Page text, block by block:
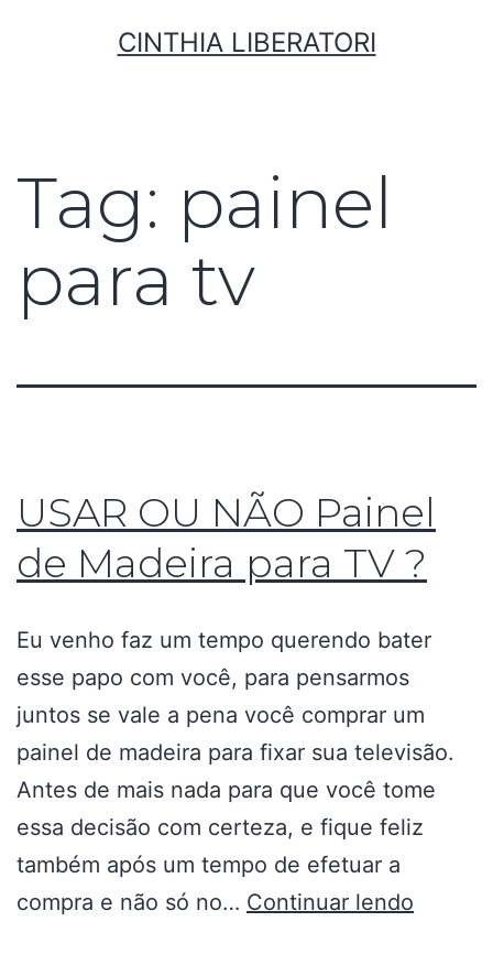
CINTHIA LIBERATORI
Tag: painel
para tv
USAR OU NÃO Painel
de Madeira para TV ?
Eu venho faz um tempo querendo bater
esse papo com você, para pensarmos
juntos se vale a pena você comprar um
painel de madeira para fixar sua televisão.
Antes de mais nada para que você tome
essa decisão com certeza, e fique feliz
também após um tempo de efetuar a
compra e não só no… Continuar lendo